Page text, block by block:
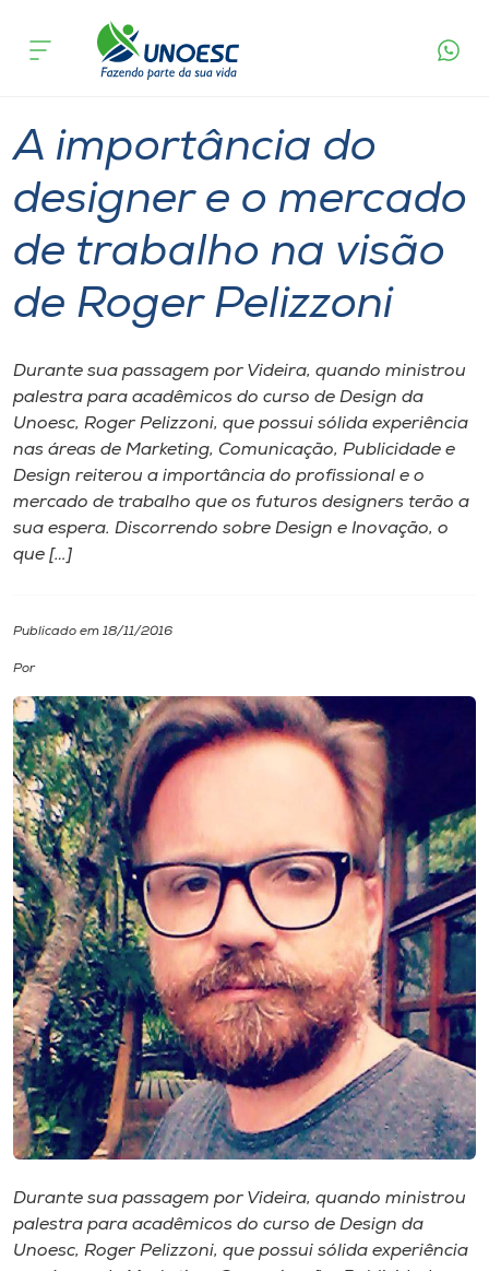
Cursos
Pesquisa
Atendimento ao Estudante
Portal de Ensino
A
Unoesc
Internacionalização
I.nova
Cultura
CPA
Biblioteca
Editora
Rádio
Museu
Unoesc
Store
Selecione
o idioma
acontece
A importância do
designer e o mercado
de trabalho na visão
de Roger Pelizzoni
Durante sua passagem por Videira​, quando ministrou
palestra para acadêmicos do curso de Design da
Unoesc, Roger Pelizzoni, que possui sólida experiência
nas áreas de Marketing, Comunicação, Publicidade e
Design reiterou a importância do profissional e o
mercado de ​t​rabalho​ que os futuros designers terão a
sua espera​. ​Discorrendo sobre Design e Inovação, o
que […]
Publicado em 18/11/2016
Por
Durante sua passagem por Videira​, quando ministrou
palestra para acadêmicos do curso de Design da
Unoesc, Roger Pelizzoni, que possui sólida experiência